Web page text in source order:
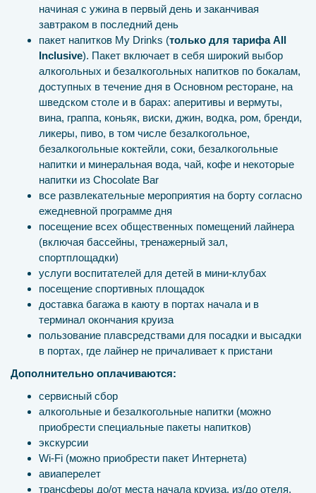
начиная с ужина в первый день и заканчивая
завтраком в последний день
пакет напитков My Drinks (только для тарифа All
Inclusive). Пакет включает в себя широкий выбор
алкогольных и безалкогольных напитков по бокалам,
доступных в течение дня в Основном ресторане, на
шведском столе и в барах: аперитивы и вермуты,
вина, граппа, коньяк, виски, джин, водка, ром, бренди,
ликеры, пиво, в том числе безалкогольное,
безалкогольные коктейли, соки, безалкогольные
напитки и минеральная вода, чай, кофе и некоторые
напитки из Chocolate Bar
все развлекательные мероприятия на борту согласно
ежедневной программе дня
посещение всех общественных помещений лайнера
(включая бассейны, тренажерный зал,
спортплощадки)
услуги воспитателей для детей в мини-клубах
посещение спортивных площадок
доставка багажа в каюту в портах начала и в
терминал окончания круиза
пользование плавсредствами для посадки и высадки
в портах, где лайнер не причаливает к пристани
Дополнительно оплачиваются:
сервисный сбор
алкогольные и безалкогольные напитки (можно
приобрести специальные пакеты напитков)
экскурсии
Wi-Fi (можно приобрести пакет Интернета)
авиаперелет
трансферы до/от места начала круиза, из/до отеля,